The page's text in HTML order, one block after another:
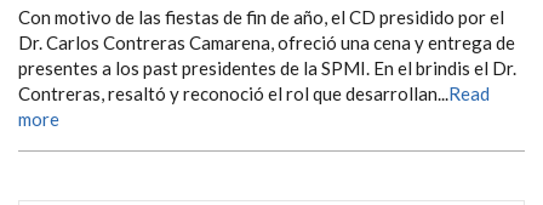
Con motivo de las fiestas de fin de año, el CD presidido por el
Dr. Carlos Contreras Camarena, ofreció una cena y entrega de
presentes a los past presidentes de la SPMI. En el brindis el Dr.
Contreras, resaltó y reconoció el rol que desarrollan...Read
more